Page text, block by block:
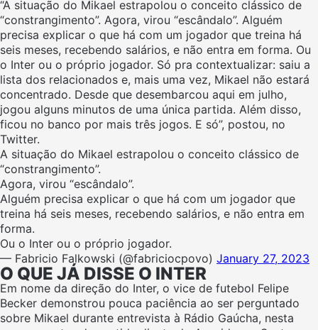
“A situação do Mikael estrapolou o conceito clássico de
“constrangimento”. Agora, virou “escândalo”. Alguém
precisa explicar o que há com um jogador que treina há
seis meses, recebendo salários, e não entra em forma. Ou
o Inter ou o próprio jogador. Só pra contextualizar: saiu a
lista dos relacionados e, mais uma vez, Mikael não estará
concentrado. Desde que desembarcou aqui em julho,
jogou alguns minutos de uma única partida. Além disso,
ficou no banco por mais três jogos. E só”, postou, no
Twitter.
A situação do Mikael estrapolou o conceito clássico de
“constrangimento”.
Agora, virou “escândalo”.
Alguém precisa explicar o que há com um jogador que
treina há seis meses, recebendo salários, e não entra em
forma.
Ou o Inter ou o próprio jogador.
— Fabricio Falkowski (@fabriciocpovo) January 27, 2023
O QUE JÁ DISSE O INTER
Em nome da direção do Inter, o vice de futebol Felipe
Becker demonstrou pouca paciência ao ser perguntado
sobre Mikael durante entrevista à Rádio Gaúcha, nesta